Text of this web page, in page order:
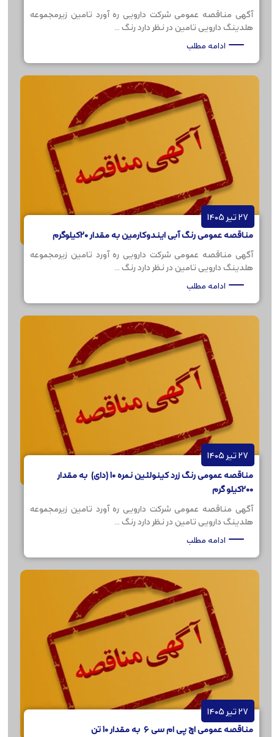
آگهی مناقصه عمومی شرکت دارویی ره آورد تامین زیرمجموعه
هلدینگ دارویی تامین در نظر دارد رنگ ...
ادامه مطلب
27 تیر 1405
مناقصه عمومی رنگ آبی ایندوکارمین به مقدار 20کیلوگرم
آگهی مناقصه عمومی شرکت دارویی ره آورد تامین زیرمجموعه
هلدینگ دارویی تامین در نظر دارد رنگ ...
ادامه مطلب
27 تیر 1405
مناقصه عمومی رنگ زرد کینولئین نمره 10 (دای) به مقدار
200کیلو گرم
آگهی مناقصه عمومی شرکت دارویی ره آورد تامین زیرمجموعه
هلدینگ دارویی تامین در نظر دارد رنگ ...
ادامه مطلب
27 تیر 1405
مناقصه عمومی اچ پی ام سی 6 به مقدار 10 تن